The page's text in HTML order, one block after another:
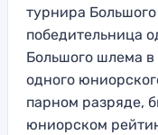
турнира
победительница
Большого шлема
одного
парном разряде,
юниорском